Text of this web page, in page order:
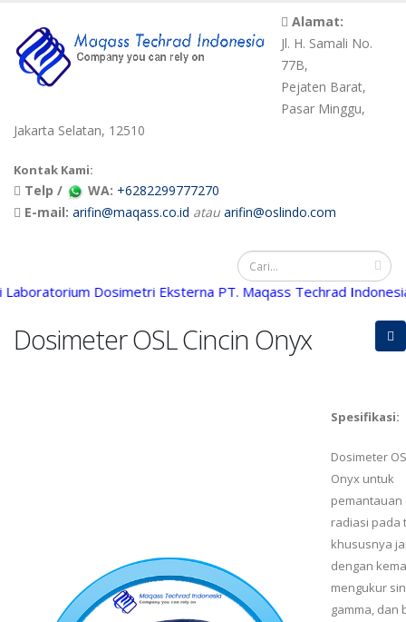
Alamat:
Jl. H. Samali No.
77B,
Pejaten Barat,
Pasar Minggu,
Jakarta Selatan, 12510
Kontak Kami:
Telp / WA: +6282299777270
E-mail: arifin@maqass.co.id atau arifin@oslindo.com
Dosimetri Eksterna PT. Maqass Techrad Indonesia
Dosimeter OSL Cincin Onyx
Spesifikasi:
Dosimeter
Onyx untuk
pemantauan
radiasi pada
khususnya
dengan
mengukur
gamma, dan